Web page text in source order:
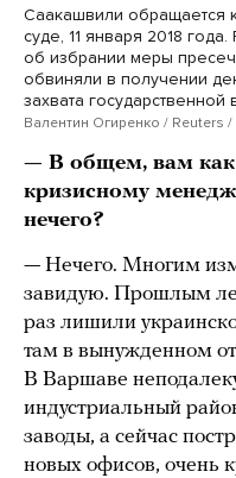
Саакашвили обращается
суде, 11 января 2018
об избрании меры
обвиняли в получении
захвата государственной
Валентин Огиренко / Reuters /
— В общем, вам как
кризисному
нечего?
— Нечего. Многим
завидую. Прошлым
раз лишили
там в вынужденном
В Варшаве
индустриальный
заводы, а сейчас
новых офисов, очень